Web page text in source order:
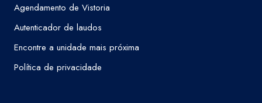
Agendamento de Vistoria
Autenticador de laudos
Encontre a unidade mais próxima
Política de privacidade